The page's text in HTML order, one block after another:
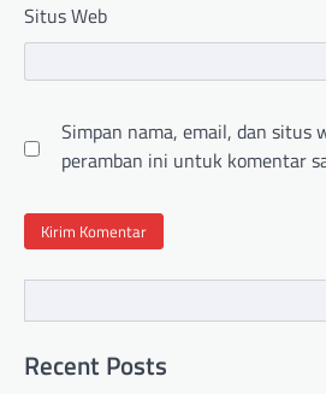
Situs Web
Simpan nama, email, dan situs
peramban ini untuk komentar
Recent Posts